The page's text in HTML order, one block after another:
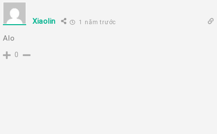
Xiaolin 1 năm trước
Alo
0